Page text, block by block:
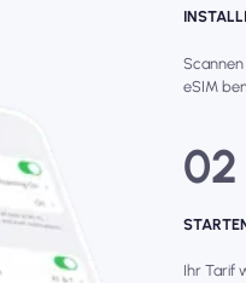
eSIM
02
Ihr Tarif